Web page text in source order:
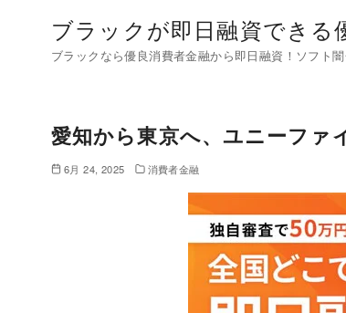
ブラックが即日融資できる
ブラックなら優良消費者金融から即日融資！ソフト
愛知から東京へ、ユニーファ
6月 24, 2025 消費者金融